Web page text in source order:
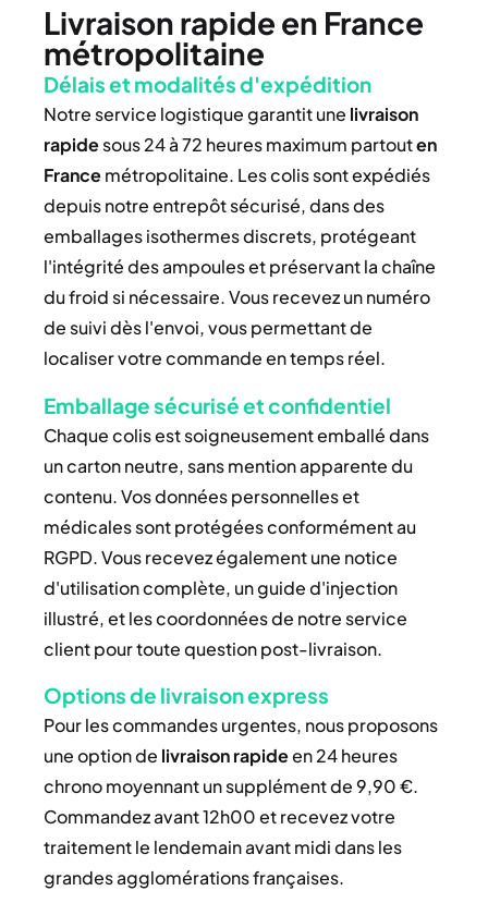
Livraison rapide en France
métropolitaine
Délais et modalités d'expédition
Notre service logistique garantit une livraison
rapidesous 24 à 72 heures maximum partouten
Francemétropolitaine. Les colis sont expédiés
depuis notre entrepôt sécurisé, dans des
emballages isothermes discrets, protégeant
l'intégrité des ampoules et préservant la chaîne
du froid si nécessaire. Vous recevez un numéro
de suivi dès l'envoi, vous permettant de
localiser votre commande en temps réel.
Emballage sécurisé et confidentiel
Chaque colis est soigneusement emballé dans
un carton neutre, sans mention apparente du
contenu. Vos données personnelles et
médicales sont protégées conformément au
RGPD. Vous recevez également une notice
d'utilisation complète, un guide d'injection
illustré, et les coordonnées de notre service
client pour toute question post-livraison.
Options de livraison express
Pour les commandes urgentes, nous proposons
une option de livraison rapideen 24 heures
chrono moyennant un supplément de 9,90 €.
Commandez avant 12h00 et recevez votre
traitement le lendemain avant midi dans les
grandes agglomérations françaises.